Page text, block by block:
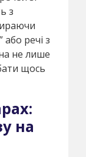
з
речі з
не лише
щось
на